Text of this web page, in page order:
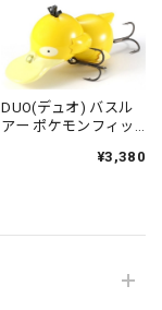
DUO(デュオ) バスル
アー ポケモンフィッ
¥3,380